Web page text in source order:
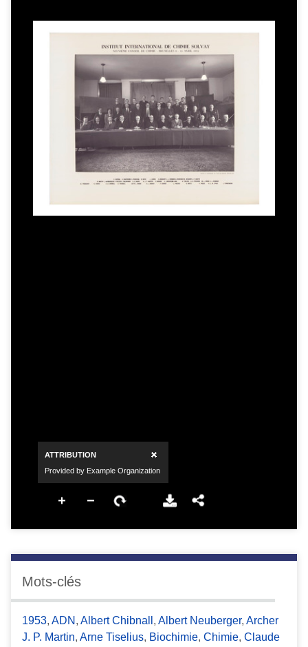
Mots-clés
1953, ADN , Albert Chibnall , Albert Neuberger, Archer
J. P. Martin, Arne Tiselius, Biochimie, Chimie, Claude